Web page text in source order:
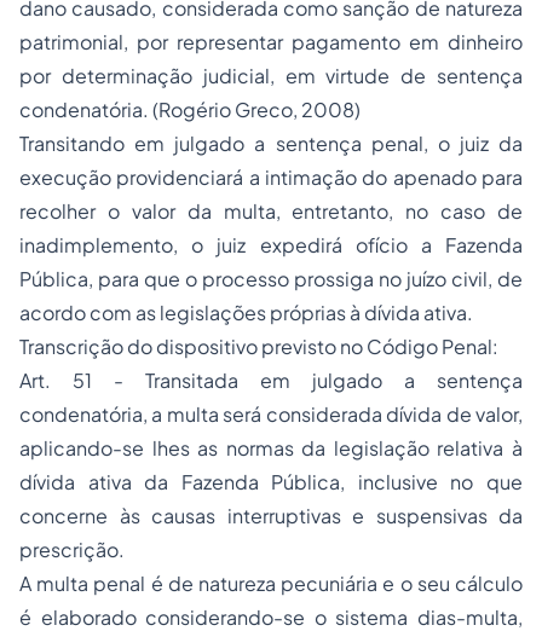
dano causado, considerada como sanção de natureza
patrimonial, por representar pagamento em dinheiro
por determinação judicial, em virtude de sentença
condenatória. (Rogério Greco, 2008)
Transitando em julgado a sentença penal, o juiz da
execução providenciará a intimação do apenado para
recolher o valor da multa, entretanto, no caso de
inadimplemento, o juiz expedirá ofício a Fazenda
Pública, para que o processo prossiga no juízo civil, de
acordo com as legislações próprias à dívida ativa.
Transcrição do dispositivo previsto no Código Penal:
Art. 51 - Transitada em julgado a sentença
condenatória, a multa será considerada dívida de valor,
aplicando-se lhes as normas da legislação relativa à
dívida ativa da Fazenda Pública, inclusive no que
concerne às causas interruptivas e suspensivas da
prescrição.
A multa penal é de natureza pecuniária e o seu cálculo
é elaborado considerando-se o sistema dias-multa,